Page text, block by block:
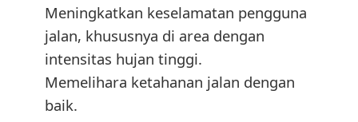
Meningkatkan keselamatan pengguna
jalan, khususnya di area dengan
intensitas hujan tinggi.
Memelihara ketahanan jalan dengan
baik.